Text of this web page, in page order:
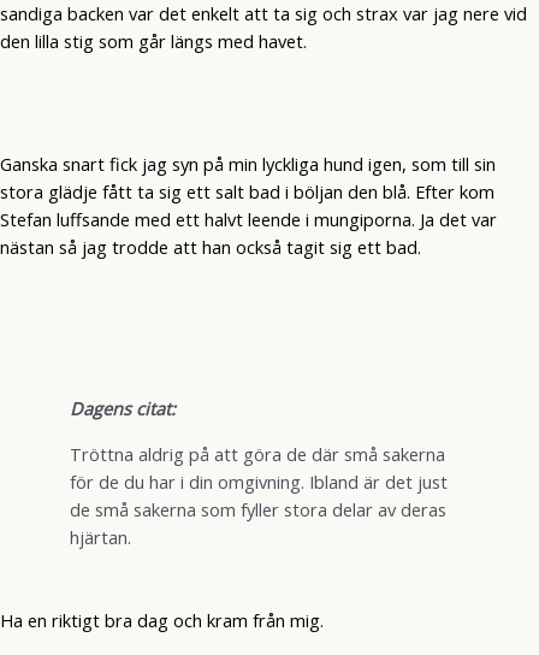
sandiga backen var det enkelt att ta sig och strax var jag nere vid
den lilla stig som går längs med havet.
Ganska snart fick jag syn på min lyckliga hund igen, som till sin
stora glädje fått ta sig ett salt bad i böljan den blå. Efter kom
Stefan luffsande med ett halvt leende i mungiporna. Ja det var
nästan så jag trodde att han också tagit sig ett bad.
Dagens citat:
Tröttna aldrig på att göra de där små sakerna
för de du har i din omgivning. Ibland är det just
de små sakerna som fyller stora delar av deras
hjärtan.
Ha en riktigt bra dag och kram från mig.